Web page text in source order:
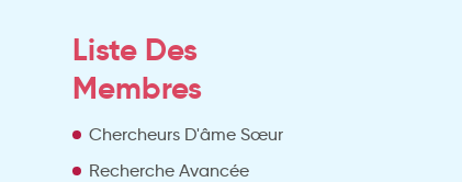
Liste Des
Membres
Chercheurs D'âme Sœur
Recherche Avancée